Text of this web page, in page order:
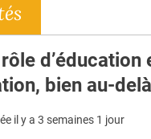
d’éducation
bien au-
il y a 3 semaines 1 jour